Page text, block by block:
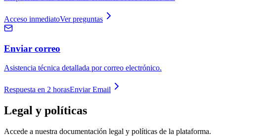
Acceso inmediatoVer preguntas
Enviar correo
Asistencia técnica detallada por correo electrónico.
Respuesta en 2 horasEnviar Email
Legal y políticas
Accede a nuestra documentación legal y políticas de la plataforma.